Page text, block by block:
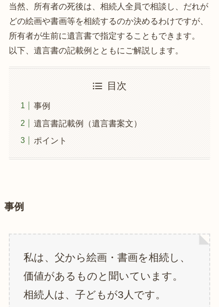
当然、所有者の死後は、相続人全員で相談し、だれが
どの絵画や書画等を相続するのか決めるわけですが、
所有者が生前に遺言書で指定することもできます。
以下、遺言書の記載例とともにご解説します。
目次
事例
遺言書記載例（遺言書案文）
ポイント
事例
私は、父から絵画・書画を相続し、
価値があるものと聞いています。
相続人は、子どもが3人です。